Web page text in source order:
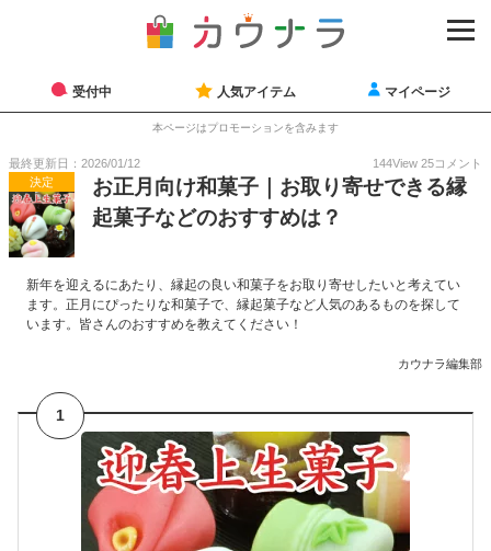
受付中 人気アイテム マイページ
本ページはプロモーションを含みます
最終更新日：2026/01/12 144View 25コメント
決定
お正月向け和菓子｜お取り寄せできる縁
起菓子などのおすすめは？
新年を迎えるにあたり、縁起の良い和菓子をお取り寄せしたいと考えてい
ます。正月にぴったりな和菓子で、縁起菓子など人気のあるものを探して
います。皆さんのおすすめを教えてください！
カウナラ編集部
1